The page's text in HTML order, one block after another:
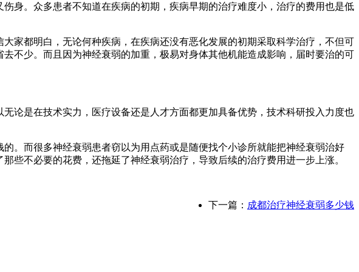
身。众多患者不知道在疾病的初期，疾病早期的治疗难度小，治疗的费用也是低
家都明白，无论何种疾病，在疾病还没有恶化发展的初期采取科学治疗，不但可
不少。而且因为神经衰弱的加重，极易对身体其他机能造成影响，届时要治的可
论是在技术实力，医疗设备还是人才方面都更加具备优势，技术科研投入力度也
。而很多神经衰弱患者窃以为用点药或是随便找个小诊所就能把神经衰弱治好
些不必要的花费，还拖延了神经衰弱治疗，导致后续的治疗费用进一步上涨。
下一篇： 成都治疗神经衰弱多少钱